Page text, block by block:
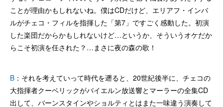
ことが理由かもしれないね。僕はCDだけど、エリアフ・インバ
ルがチェコ・フィルを指揮した「第7」ですごく感動した。初演
した楽団だからかもしれないけど…というか、そういうオケだか
らこそ初演を任された？…まさに夜の森の歌！
B ：それを考えていって時代を遡ると、20世紀後半に、チェコの
大指揮者クーベリックがバイエルン放送響とマーラーの全集CD
出して、バーンスタインやショルティとはまた一味違う演奏して